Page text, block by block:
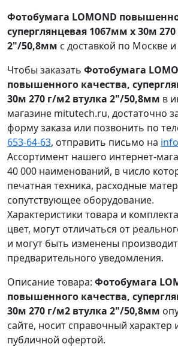
Фотобумага LOMOND
суперглянцевая 1067мм х 30м
2"/50,8мм с доставкой по Москве
Чтобы заказать Фотобумага
повышенного качества,
30м 270 г/м2 втулка 2"/50,8мм в
магазине mitutech.ru, достаточно
форму заказа или позвонить по
653-64-63, отправить письмо на
Ассортимент нашего интернет-
40 000 наименований, в число
печатная техника, расходные
сопутствующее оборудование.
Характеристики товара и
цвет, могут отличаться от
и могут быть изменены
предварительного уведомления.
Описание товара: Фотобумага
повышенного качества,
30м 270 г/м2 втулка 2"/50,8мм
сайте, носит справочный характер
публичной офертой.